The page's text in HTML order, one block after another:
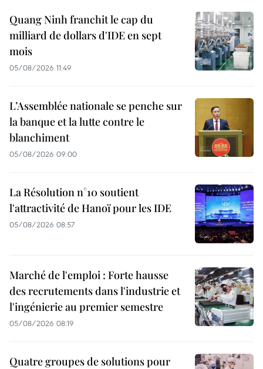
Quang Ninh franchit le cap du
milliard de dollars d'IDE en sept
mois
05/08/2026 11:49
L’Assemblée nationale se penche sur
la banque et la lutte contre le
blanchiment
05/08/2026 09:00
La Résolution n°10 soutient
l'attractivité de Hanoï pour les IDE
05/08/2026 08:57
Marché de l'emploi : Forte hausse
des recrutements dans l'industrie et
l'ingénierie au premier semestre
05/08/2026 08:19
Quatre groupes de solutions pour